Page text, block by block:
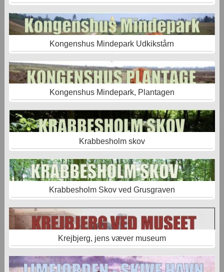
Kongenshus Mindepark Udkikstårn
Kongenshus Mindepark, Plantagen
Krabbesholm skov
Krabbesholm Skov ved Grusgraven
Krejbjerg, jens væver museum